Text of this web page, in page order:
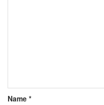
Name *